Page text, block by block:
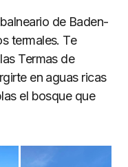
de Baden-
termales. Te
Termas de
en aguas ricas
el bosque que